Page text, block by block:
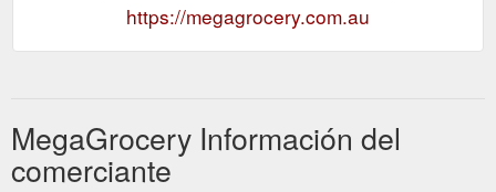
https://megagrocery.com.au
MegaGrocery Información del
comerciante